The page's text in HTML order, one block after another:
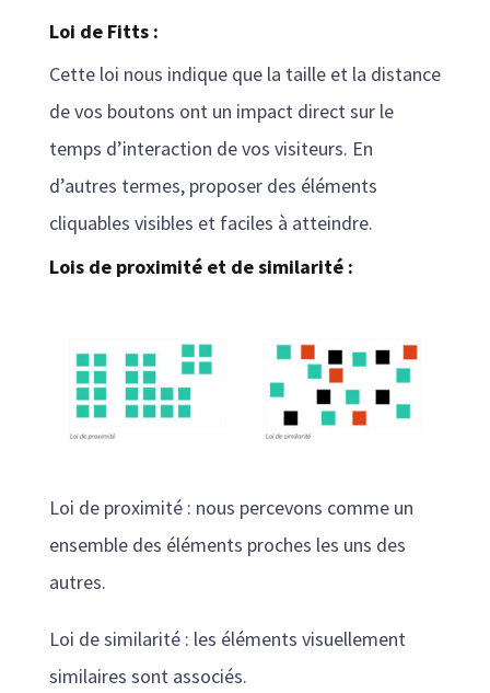
Loi de Fitts :
Cette loi nous indique que la taille et la distance
de vos boutons ont un impact direct sur le
temps d’interaction de vos visiteurs. En
d’autres termes, proposer des éléments
cliquables visibles et faciles à atteindre.
Lois de proximité et de similarité :
Loi de proximité : nous percevons comme un
ensemble des éléments proches les uns des
autres.
Loi de similarité : les éléments visuellement
similaires sont associés.